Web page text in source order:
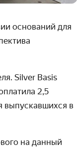
оснований для
Silver Basis
2,5
выпускавшихся в
на данный